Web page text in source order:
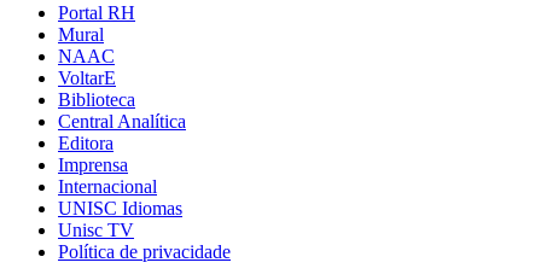
Portal RH
Mural
NAAC
VoltarE
Biblioteca
Central Analítica
Editora
Imprensa
Internacional
UNISC Idiomas
Unisc TV
Política de privacidade